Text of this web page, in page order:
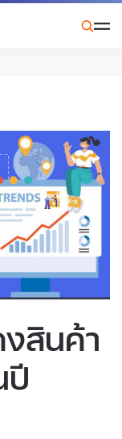
สินค้า
ปี